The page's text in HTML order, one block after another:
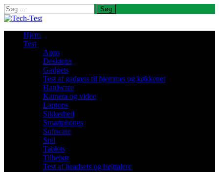
Søg
efter:
Hjem
Test
Apps
Desktops
Gadgets
Test af gadgets til hjemmet og køkkenet
Hardware
Kamera og video
Laptops
Sikkerhed
Smartphones
Software
Spil
Tablets
Tilbehør
Test af headsets og højttalere